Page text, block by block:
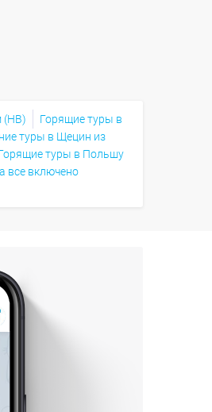
Горящие туры в
туры в Щецин из
туры в Польшу
все включено